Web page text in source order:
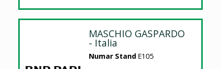
MASCHIO GASPARDO
- Italia
Numar Stand E105